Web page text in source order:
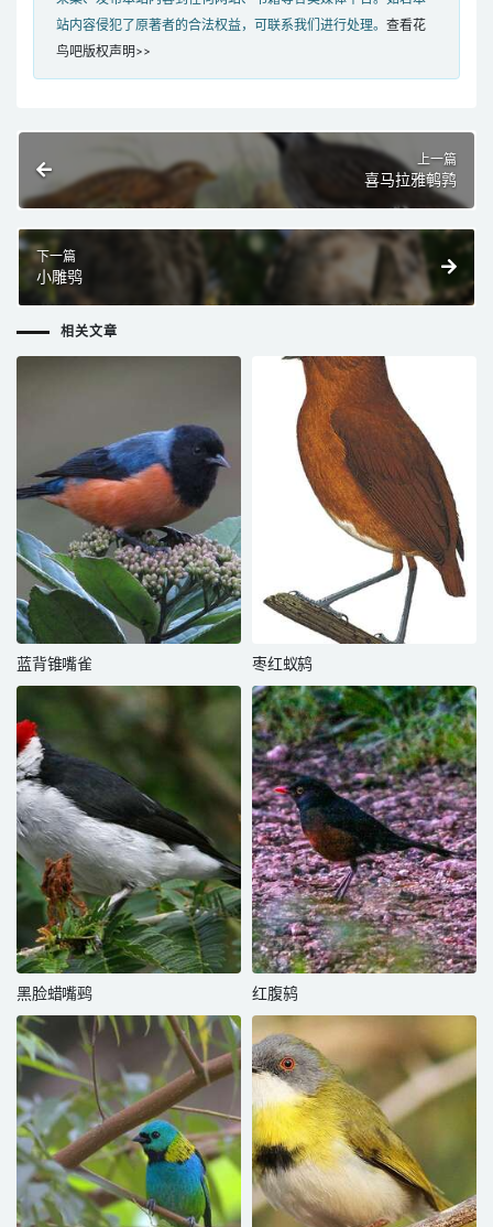
站内容侵犯了原著者的合法权益，可联系我们进行处理。 查看花
鸟吧版权声明>>
上一篇
喜马拉雅鹌鹑
下一篇
小雕鸮
相关文章
蓝背锥嘴雀 枣红蚁鸫
黑脸蜡嘴鹀 红腹鸫